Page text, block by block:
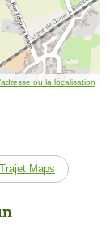
ou la localisation
Trajet Maps